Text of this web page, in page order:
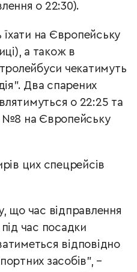
о 22:30).
їхати на Європейську
а також в
чекатимуть
Два спарених
о 22:25 та
№8 на Європейську
цих спецрейсів
що час відправлення
час посадки
відповідно
засобів", –